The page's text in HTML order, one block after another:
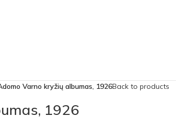
Varno kryžių albumas, 1926Back to products
1926